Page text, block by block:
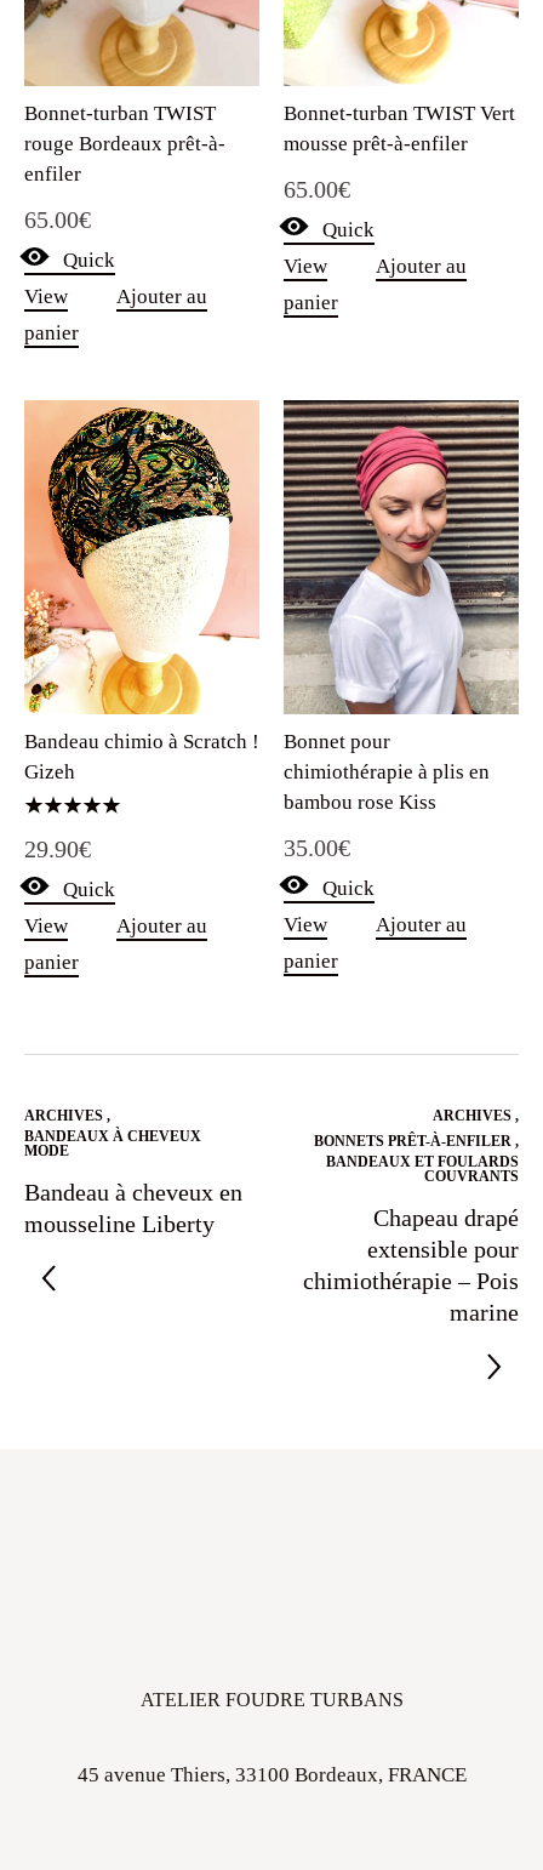
Bonnet-turban TWIST
rouge Bordeaux prêt-à-
enfiler
65.00€
Quick
View
Ajouter au
panier
Bonnet-turban TWIST Vert
mousse prêt-à-enfiler
65.00€
Quick
View
Ajouter au
panier
Bandeau chimio à Scratch !
Gizeh
5.00
sur 5
29.90€
Quick
View
Ajouter au
panier
Bonnet pour
chimiothérapie à plis en
bambou rose Kiss
35.00€
Quick
View
Ajouter au
panier
ARCHIVES ,
BANDEAUX À CHEVEUX
MODE
Bandeau à cheveux en
mousseline Liberty
ARCHIVES ,
BONNETS PRÊT-À-ENFILER ,
BANDEAUX ET FOULARDS
COUVRANTS
Chapeau drapé
extensible pour
chimiothérapie – Pois
marine
ATELIER FOUDRE TURBANS
45 avenue Thiers, 33100 Bordeaux, FRANCE